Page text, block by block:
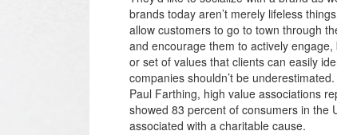
brands today aren’t merely lifeless
allow customers to go to town through
and encourage them to actively
or set of values that clients can easily
companies shouldn’t be
Paul Farthing, high value associations
showed 83 percent of consumers in the
associated with a charitable cause.